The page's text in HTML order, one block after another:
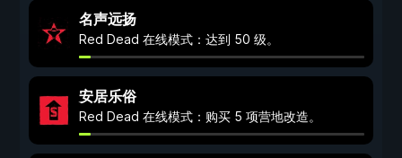
名声远扬
Red Dead 在线模式：达到 50 级。
安居乐俗
Red Dead 在线模式：购买 5 项营地改造。